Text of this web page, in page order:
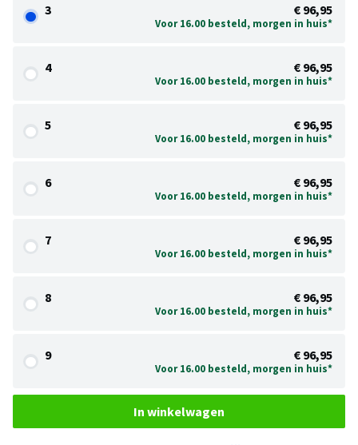
3 € 96,95
Voor 16.00 besteld, morgen in huis*
4 € 96,95
Voor 16.00 besteld, morgen in huis*
5 € 96,95
Voor 16.00 besteld, morgen in huis*
6 € 96,95
Voor 16.00 besteld, morgen in huis*
7 € 96,95
Voor 16.00 besteld, morgen in huis*
8 € 96,95
Voor 16.00 besteld, morgen in huis*
9 € 96,95
Voor 16.00 besteld, morgen in huis*
In winkelwagen